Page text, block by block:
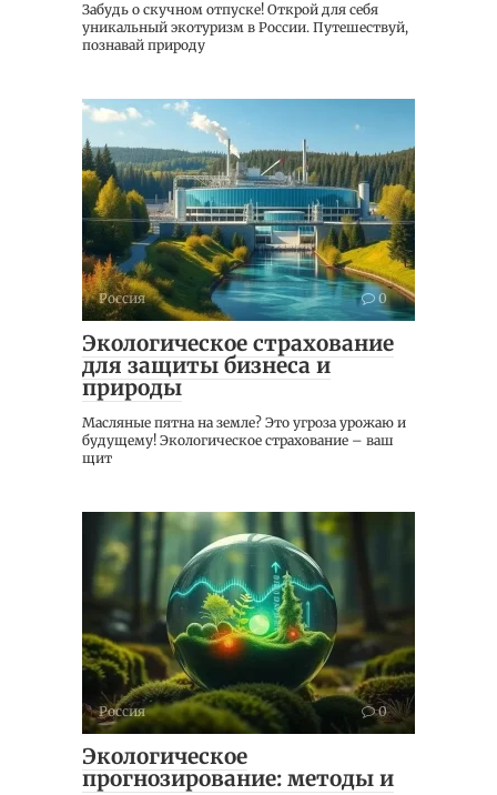
Забудь о скучном отпуске! Открой для себя
уникальный экотуризм в России. Путешествуй,
познавай природу
Россия 0
Экологическое страхование
для защиты бизнеса и
природы
Масляные пятна на земле? Это угроза урожаю и
будущему! Экологическое страхование – ваш
щит
Россия 0
Экологическое
прогнозирование: методы и